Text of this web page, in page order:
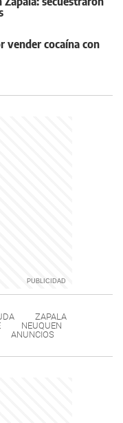
vender cocaína con
ZAPALA
NEUQUEN
ANUNCIOS